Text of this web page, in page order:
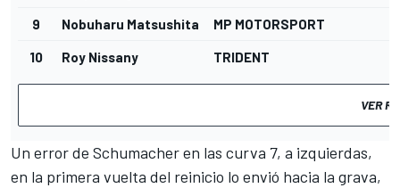
9 Nobuharu Matsushita MP MOTORSPORT
10 Roy Nissany TRIDENT
VER
Un error de Schumacher en las curva 7, a izquierdas,
en la primera vuelta del reinicio lo envió hacia la grava,